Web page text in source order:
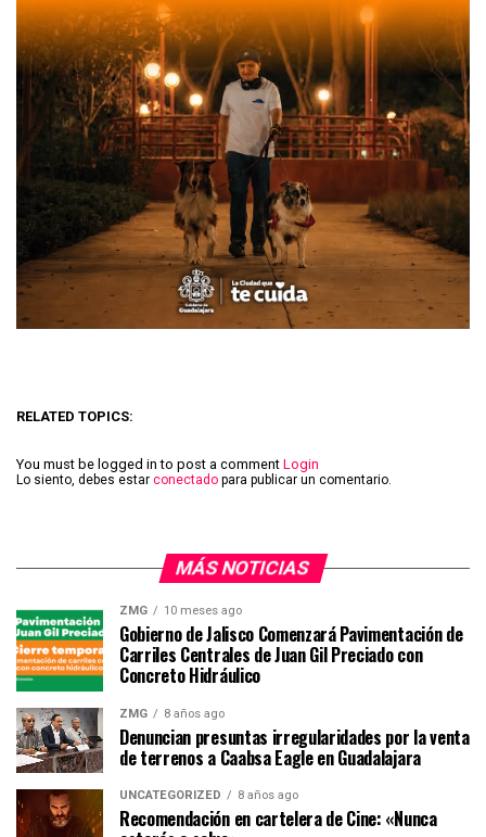
RELATED TOPICS:
You must be logged in to post a comment Login
Lo siento, debes estar conectado para publicar un comentario.
MÁS NOTICIAS
ZMG 10 meses ago
Gobierno de Jalisco Comenzará Pavimentación de
Carriles Centrales de Juan Gil Preciado con
Concreto Hidráulico
ZMG 8 años ago
Denuncian presuntas irregularidades por la venta
de terrenos a Caabsa Eagle en Guadalajara
UNCATEGORIZED 8 años ago
Recomendación en cartelera de Cine: «Nunca